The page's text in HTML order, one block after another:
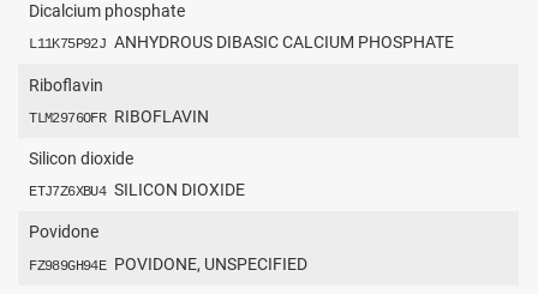
Dicalcium phosphate
L11K75P92J ANHYDROUS DIBASIC CALCIUM PHOSPHATE
Riboflavin
TLM2976OFR RIBOFLAVIN
Silicon dioxide
ETJ7Z6XBU4 SILICON DIOXIDE
Povidone
FZ989GH94E POVIDONE, UNSPECIFIED